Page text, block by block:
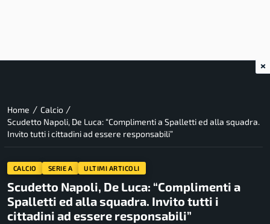
Home / Calcio /
Scudetto Napoli, De Luca: “Complimenti a Spalletti ed alla squadra.
Invito tutti i cittadini ad essere responsabili”
CALCIO SERIE A ULTIMI ARTICOLI
Scudetto Napoli, De Luca: “Complimenti a
Spalletti ed alla squadra. Invito tutti i
cittadini ad essere responsabili”
×